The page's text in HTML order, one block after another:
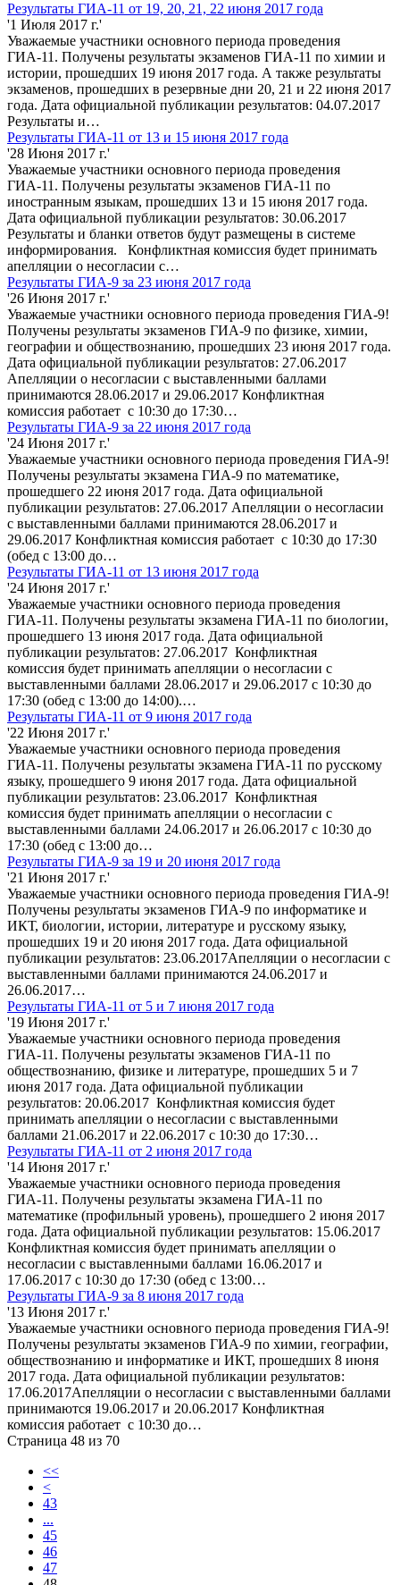
Результаты ГИА-11 от 19, 20, 21, 22 июня 2017 года
'1 Июля 2017 г.'
Уважаемые участники основного периода проведения
ГИА-11. Получены результаты экзаменов ГИА-11 по химии и
истории, прошедших 19 июня 2017 года. А также результаты
экзаменов, прошедших в резервные дни 20, 21 и 22 июня 2017
года. Дата официальной публикации результатов: 04.07.2017
Результаты и…
Результаты ГИА-11 от 13 и 15 июня 2017 года
'28 Июня 2017 г.'
Уважаемые участники основного периода проведения
ГИА-11. Получены результаты экзаменов ГИА-11 по
иностранным языкам, прошедших 13 и 15 июня 2017 года.
Дата официальной публикации результатов: 30.06.2017
Результаты и бланки ответов будут размещены в системе
информирования. Конфликтная комиссия будет принимать
апелляции о несогласии с…
Результаты ГИА-9 за 23 июня 2017 года
'26 Июня 2017 г.'
Уважаемые участники основного периода проведения ГИА-9!
Получены результаты экзаменов ГИА-9 по физике, химии,
географии и обществознанию, прошедших 23 июня 2017 года.
Дата официальной публикации результатов: 27.06.2017
Апелляции о несогласии с выставленными баллами
принимаются 28.06.2017 и 29.06.2017 Конфликтная
комиссия работает с 10:30 до 17:30…
Результаты ГИА-9 за 22 июня 2017 года
'24 Июня 2017 г.'
Уважаемые участники основного периода проведения ГИА-9!
Получены результаты экзамена ГИА-9 по математике,
прошедшего 22 июня 2017 года. Дата официальной
публикации результатов: 27.06.2017 Апелляции о несогласии
с выставленными баллами принимаются 28.06.2017 и
29.06.2017 Конфликтная комиссия работает с 10:30 до 17:30
(обед с 13:00 до…
Результаты ГИА-11 от 13 июня 2017 года
'24 Июня 2017 г.'
Уважаемые участники основного периода проведения
ГИА-11. Получены результаты экзамена ГИА-11 по биологии,
прошедшего 13 июня 2017 года. Дата официальной
публикации результатов: 27.06.2017 Конфликтная
комиссия будет принимать апелляции о несогласии с
выставленными баллами 28.06.2017 и 29.06.2017 с 10:30 до
17:30 (обед с 13:00 до 14:00).…
Результаты ГИА-11 от 9 июня 2017 года
'22 Июня 2017 г.'
Уважаемые участники основного периода проведения
ГИА-11. Получены результаты экзамена ГИА-11 по русскому
языку, прошедшего 9 июня 2017 года. Дата официальной
публикации результатов: 23.06.2017 Конфликтная
комиссия будет принимать апелляции о несогласии с
выставленными баллами 24.06.2017 и 26.06.2017 с 10:30 до
17:30 (обед с 13:00 до…
Результаты ГИА-9 за 19 и 20 июня 2017 года
'21 Июня 2017 г.'
Уважаемые участники основного периода проведения ГИА-9!
Получены результаты экзаменов ГИА-9 по информатике и
ИКТ, биологии, истории, литературе и русскому языку,
прошедших 19 и 20 июня 2017 года. Дата официальной
публикации результатов: 23.06.2017Апелляции о несогласии с
выставленными баллами принимаются 24.06.2017 и
26.06.2017…
Результаты ГИА-11 от 5 и 7 июня 2017 года
'19 Июня 2017 г.'
Уважаемые участники основного периода проведения
ГИА-11. Получены результаты экзаменов ГИА-11 по
обществознанию, физике и литературе, прошедших 5 и 7
июня 2017 года. Дата официальной публикации
результатов: 20.06.2017 Конфликтная комиссия будет
принимать апелляции о несогласии с выставленными
баллами 21.06.2017 и 22.06.2017 с 10:30 до 17:30…
Результаты ГИА-11 от 2 июня 2017 года
'14 Июня 2017 г.'
Уважаемые участники основного периода проведения
ГИА-11. Получены результаты экзамена ГИА-11 по
математике (профильный уровень), прошедшего 2 июня 2017
года. Дата официальной публикации результатов: 15.06.2017
Конфликтная комиссия будет принимать апелляции о
несогласии с выставленными баллами 16.06.2017 и
17.06.2017 с 10:30 до 17:30 (обед с 13:00…
Результаты ГИА-9 за 8 июня 2017 года
'13 Июня 2017 г.'
Уважаемые участники основного периода проведения ГИА-9!
Получены результаты экзаменов ГИА-9 по химии, географии,
обществознанию и информатике и ИКТ, прошедших 8 июня
2017 года. Дата официальной публикации результатов:
17.06.2017Апелляции о несогласии с выставленными баллами
принимаются 19.06.2017 и 20.06.2017 Конфликтная
комиссия работает с 10:30 до…
Страница 48 из 70
<<
<
43
...
45
46
47